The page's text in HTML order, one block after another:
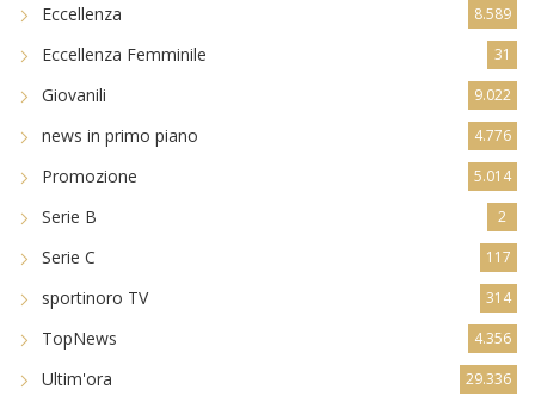
Eccellenza 8.589
Eccellenza Femminile 31
Giovanili 9.022
news in primo piano 4.776
Promozione 5.014
Serie B 2
Serie C 117
sportinoro TV 314
TopNews 4.356
Ultim'ora 29.336